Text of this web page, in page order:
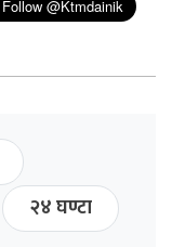
२४ घण्टा